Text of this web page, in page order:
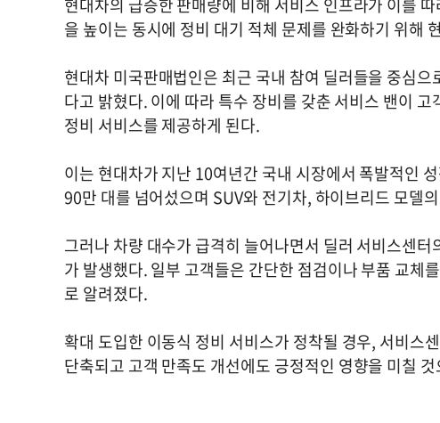
을 높이는 동시에 정비 대기 적체 문제를 완화하기 위해
현대차 미국판매법인은 최근 국내 참여 딜러들을 중심
다고 밝혔다. 이에 따라 특수 장비를 갖춘 서비스 밴이
정비 서비스를 제공하게 된다.
이는 현대차가 지난 10여년간 국내 시장에서 폭발적인
90만 대를 넘어섰으며 SUV와 전기차, 하이브리드 모델
그러나 차량 대수가 급격히 늘어나면서 딜러 서비스센
가 발생했다. 일부 고객들은 간단한 점검이나 부품 교체
로 알려졌다.
확대 도입한 이동식 정비 서비스가 정착될 경우, 서비스
단축되고 고객 만족도 개선에도 긍정적인 영향을 미칠